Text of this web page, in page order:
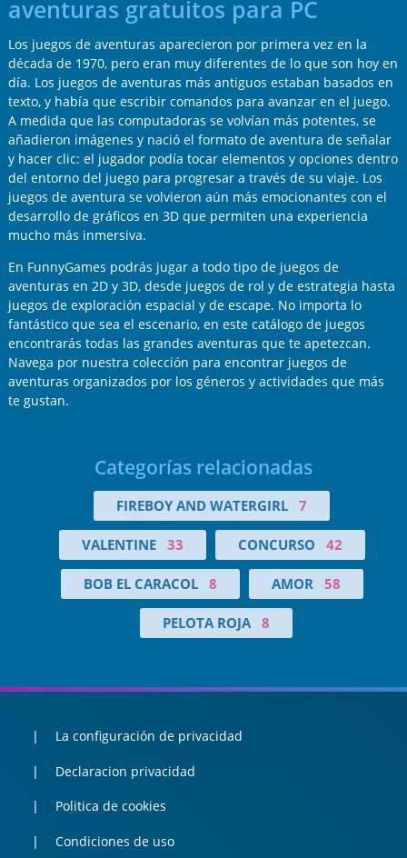
aventuras gratuitos para PC
Los juegos de aventuras aparecieron por primera vez en la
década de 1970, pero eran muy diferentes de lo que son hoy en
día. Los juegos de aventuras más antiguos estaban basados en
texto, y había que escribir comandos para avanzar en el juego.
A medida que las computadoras se volvían más potentes, se
añadieron imágenes y nació el formato de aventura de señalar
y hacer clic: el jugador podía tocar elementos y opciones dentro
del entorno del juego para progresar a través de su viaje. Los
juegos de aventura se volvieron aún más emocionantes con el
desarrollo de gráficos en 3D que permiten una experiencia
mucho más inmersiva.
En FunnyGames podrás jugar a todo tipo de juegos de
aventuras en 2D y 3D, desde juegos de rol y de estrategia hasta
juegos de exploración espacial y de escape. No importa lo
fantástico que sea el escenario, en este catálogo de juegos
encontrarás todas las grandes aventuras que te apetezcan.
Navega por nuestra colección para encontrar juegos de
aventuras organizados por los géneros y actividades que más
te gustan.
Categorías relacionadas
FIREBOY AND WATERGIRL 7
VALENTINE 33 CONCURSO 42
BOB EL CARACOL 8 AMOR 58
PELOTA ROJA 8
La configuración de privacidad
Declaracion privacidad
Politica de cookies
Condiciones de uso